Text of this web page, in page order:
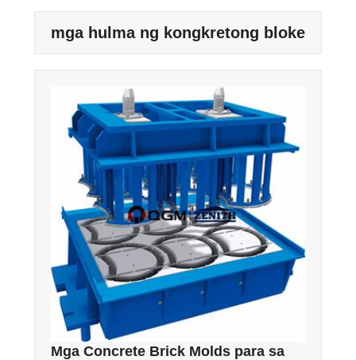
mga hulma ng kongkretong bloke
Mga Concrete Brick Molds para sa